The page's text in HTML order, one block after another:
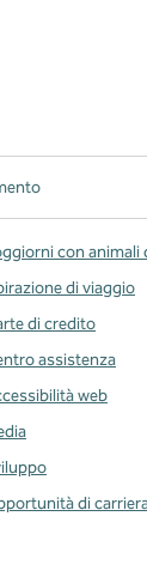
con animali
di viaggio
di credito
assistenza
web
di